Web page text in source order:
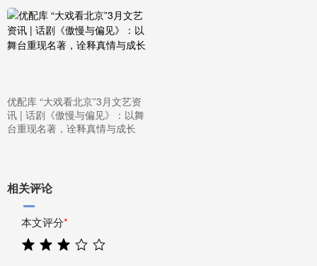
优配库 “大戏看北京”3月文艺资
讯 | 话剧《傲慢与偏见》：以舞
台重现名著，诠释真情与成长
相关评论
本文评分*